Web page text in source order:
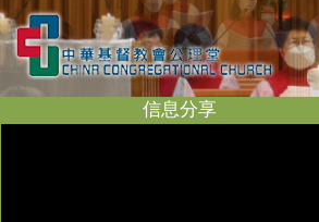
信息分享